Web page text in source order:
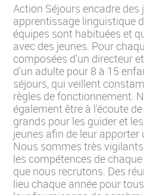
Action Séjours encadre des
apprentissage linguistique
équipes sont habituées et
avec des jeunes. Pour
composées d'un directeur
d'un adulte pour 8 à 15
séjours, qui veillent
règles de fonctionnement.
également être à l'écoute
grands pour les guider et
jeunes afin de leur apporter
Nous sommes très
les compétences de
que nous recrutons. Des
lieu chaque année pour